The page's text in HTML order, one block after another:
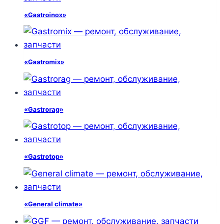
«Gastroinox»
«Gastromix»
«Gastrorag»
«Gastrotop»
«General climate»